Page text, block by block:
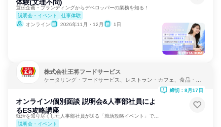
体験(文理不問)
宣伝企画・ブランディングからデベロッパーの業務を知る！
説明会・イベント
仕事体験
オンライン
2026年11月・12月 1日
株式会社王将フードサービス
ケータリング・フードサービス、レストラン・カフェ、食品・飲
オンライン/個別面談 説明会&人事部社員によ
るES攻略講座
説明会・イベント
締切：8月17日